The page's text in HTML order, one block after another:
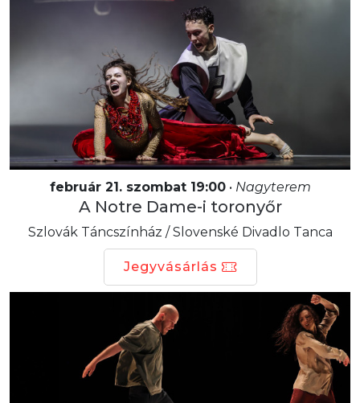
február 21. szombat 19:00• Nagyterem
A Notre Dame-i toronyőr
Szlovák Táncszínház / Slovenské Divadlo Tanca
Jegyvásárlás